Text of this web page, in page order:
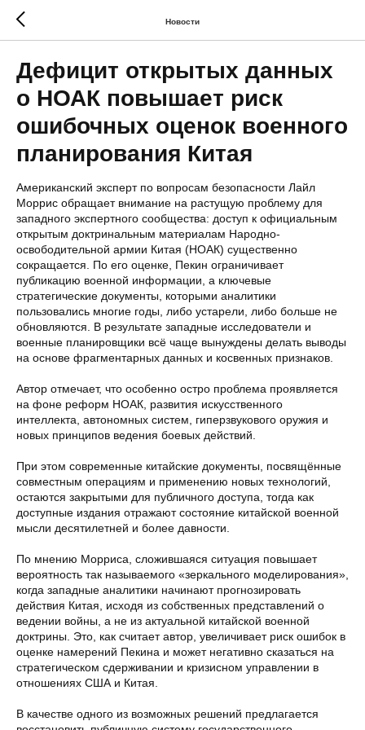
Новости
Дефицит открытых данных
о НОАК повышает риск
ошибочных оценок военного
планирования Китая
Американский эксперт по вопросам безопасности Лайл
Моррис обращает внимание на растущую проблему для
западного экспертного сообщества: доступ к официальным
открытым доктринальным материалам Народно-
освободительной армии Китая (НОАК) существенно
сокращается. По его оценке, Пекин ограничивает
публикацию военной информации, а ключевые
стратегические документы, которыми аналитики
пользовались многие годы, либо устарели, либо больше не
обновляются. В результате западные исследователи и
военные планировщики всё чаще вынуждены делать выводы
на основе фрагментарных данных и косвенных признаков.
Автор отмечает, что особенно остро проблема проявляется
на фоне реформ НОАК, развития искусственного
интеллекта, автономных систем, гиперзвукового оружия и
новых принципов ведения боевых действий.
При этом современные китайские документы, посвящённые
совместным операциям и применению новых технологий,
остаются закрытыми для публичного доступа, тогда как
доступные издания отражают состояние китайской военной
мысли десятилетней и более давности.
По мнению Морриса, сложившаяся ситуация повышает
вероятность так называемого «зеркального моделирования»,
когда западные аналитики начинают прогнозировать
действия Китая, исходя из собственных представлений о
ведении войны, а не из актуальной китайской военной
доктрины. Это, как считает автор, увеличивает риск ошибок в
оценке намерений Пекина и может негативно сказаться на
стратегическом сдерживании и кризисном управлении в
отношениях США и Китая.
В качестве одного из возможных решений предлагается